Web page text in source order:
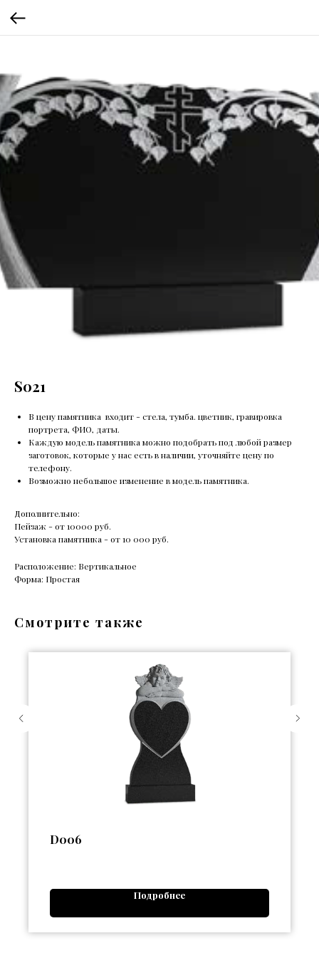
S021
В цену памятника входит - стела, тумба. цветник, гравировка
портрета, ФИО, даты.
Каждую модель памятника можно подобрать под любой размер
заготовок, которые у нас есть в наличии, уточняйте цену по
телефону.
Возможно небольшое изменение в модель памятника.
Дополнительно:
Пейзаж - от 10000 руб.
Установка памятника - от 10 000 руб.
Расположение: Вертикальное
Форма: Простая
Смотрите также
D006
Подробнее